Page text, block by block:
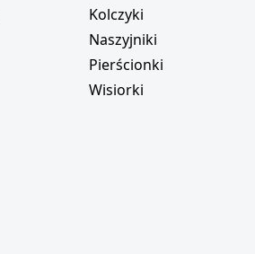
Kolczyki
Naszyjniki
Pierścionki
Wisiorki